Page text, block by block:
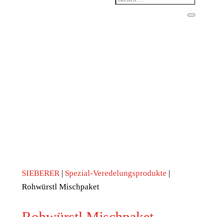
SIEBERER| Spezial-Veredelungsprodukte |
Rohwürstl Mischpaket